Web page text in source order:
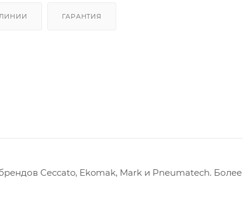
ГАРАНТИЯ
Ceccato, Ekomak, Mark и Pneumatech. Более